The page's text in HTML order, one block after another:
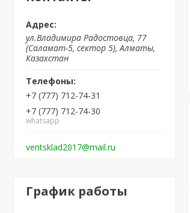
ул.Владимира Радостовца, 77
(Саламат-5, сектор 5), Алматы,
Казахстан
+7 (777) 712-74-31
+7 (777) 712-74-30
whatsapp
ventsklad2017@mail.ru
График работы